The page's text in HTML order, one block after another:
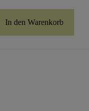
In den Warenkorb